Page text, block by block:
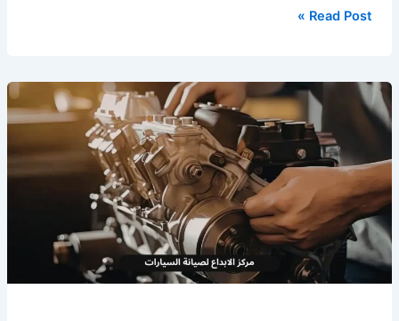
Read Post »
ورشة
فورد
الدمام
–
ميكانيكي
وكهربائي
فورد